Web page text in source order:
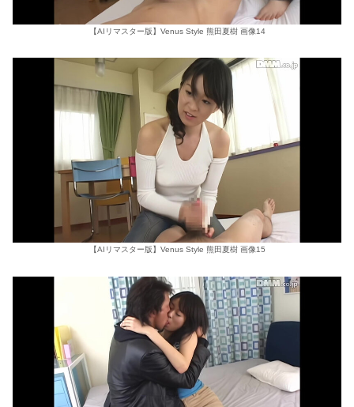
【AIリマスター版】Venus Style 熊田夏樹 画像14
【AIリマスター版】Venus Style 熊田夏樹 画像15